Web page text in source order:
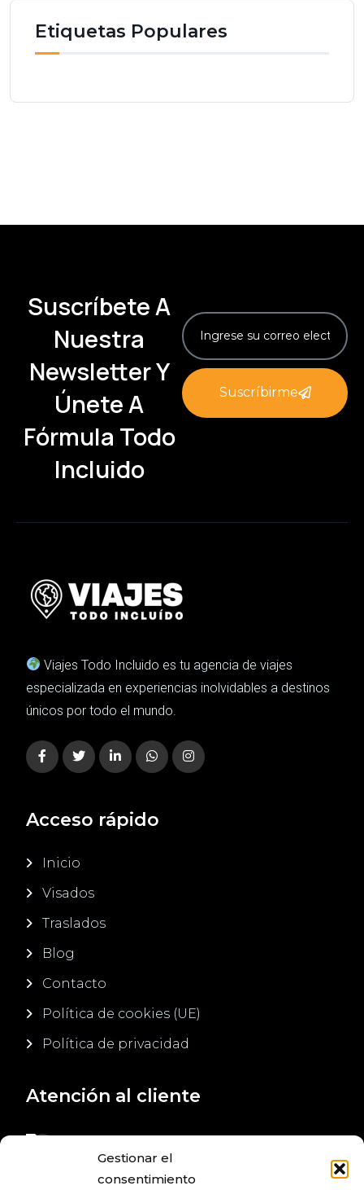
Gestionar el
consentimiento
Etiquetas Populares
Suscríbete A
Nuestra
Newsletter Y
Únete A
Fórmula Todo
Incluido
Suscríbirme
Viajes Todo Incluido es tu agencia de viajes
especializada en experiencias inolvidables a destinos
únicos por todo el mundo.
Acceso rápido
Inicio
Visados
Traslados
Blog
Contacto
Política de cookies (UE)
Política de privacidad
Atención al cliente
+34 654 263 413